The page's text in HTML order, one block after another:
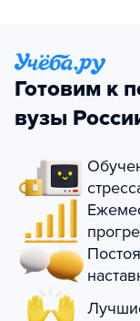
Готовим к
вузы